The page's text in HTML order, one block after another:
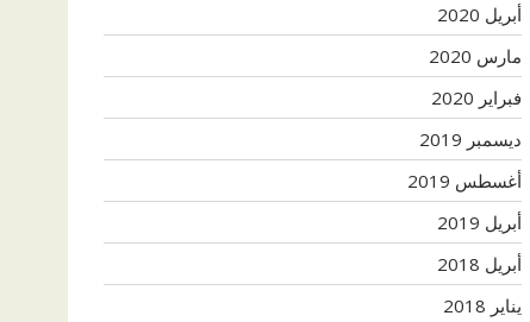
أبريل 2020
مارس 2020
فبراير 2020
ديسمبر 2019
أغسطس 2019
أبريل 2019
أبريل 2018
يناير 2018